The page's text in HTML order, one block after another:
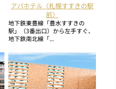
アパホテル〈札幌すすきの駅
前〉
地下鉄東豊線「豊水すすきの
駅」（3番出口）から左手すぐ、
地下鉄南北線「...